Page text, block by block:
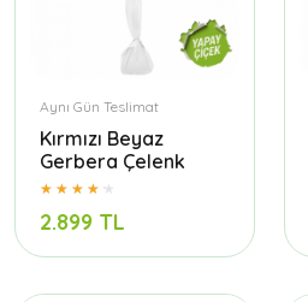
Aynı Gün Teslimat
Kırmızı Beyaz
Gerbera Çelenk
2.899 TL